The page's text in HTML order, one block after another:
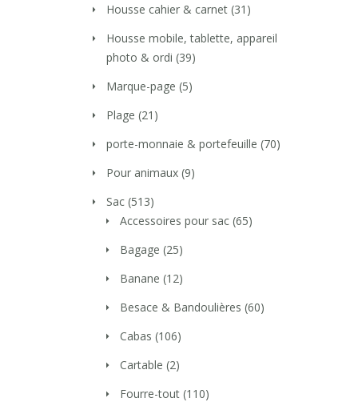
Housse cahier & carnet (31)
Housse mobile, tablette, appareil
photo & ordi (39)
Marque-page (5)
Plage (21)
porte-monnaie & portefeuille (70)
Pour animaux (9)
Sac (513)
Accessoires pour sac (65)
Bagage (25)
Banane (12)
Besace & Bandoulières (60)
Cabas (106)
Cartable (2)
Fourre-tout (110)